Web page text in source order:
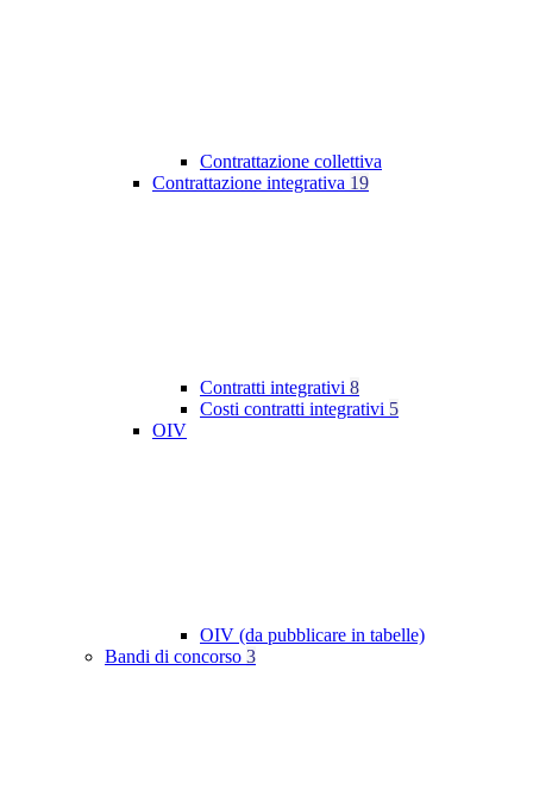
Contrattazione collettiva
Contrattazione integrativa 19
Contratti integrativi 8
Costi contratti integrativi 5
OIV
OIV (da pubblicare in tabelle)
Bandi di concorso 3